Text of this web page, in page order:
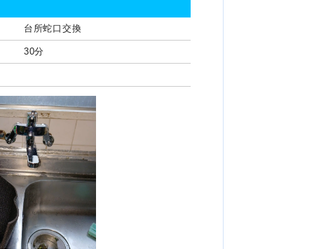
台所蛇口交換
30分